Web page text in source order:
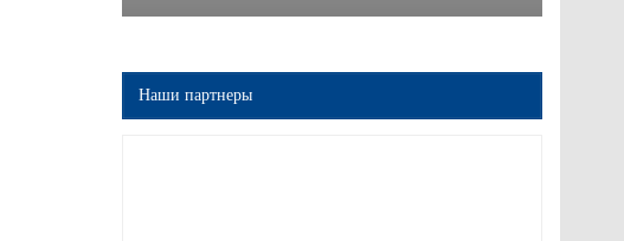
Наши партнеры